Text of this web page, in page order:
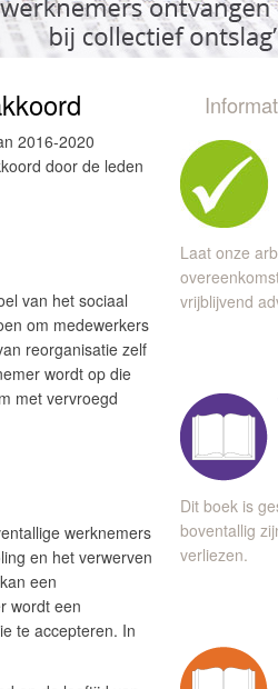
2016-2020
door de leden
van het sociaal
om medewerkers
reorganisatie zelf
wordt op die
met vervroegd
werknemers
en het verwerven
een
wordt een
te accepteren. In
Laat onze
vrijblijvend
Dit boek is
boventallig
verliezen.